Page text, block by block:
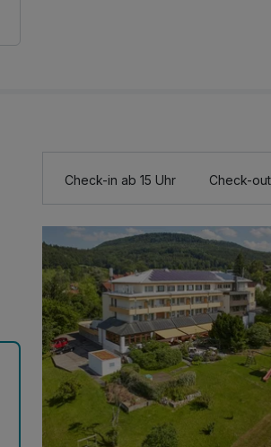
Check-in ab 15 Uhr Check-